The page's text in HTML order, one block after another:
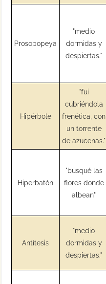
Prosopopeya
"medio
dormidas y
despiertas."
Hipérbole
"fui
cubriéndola
frenética, con
un torrente
de azucenas."
Hiperbatón
"busqué las
flores donde
albean"
Antítesis
"medio
dormidas y
despiertas."